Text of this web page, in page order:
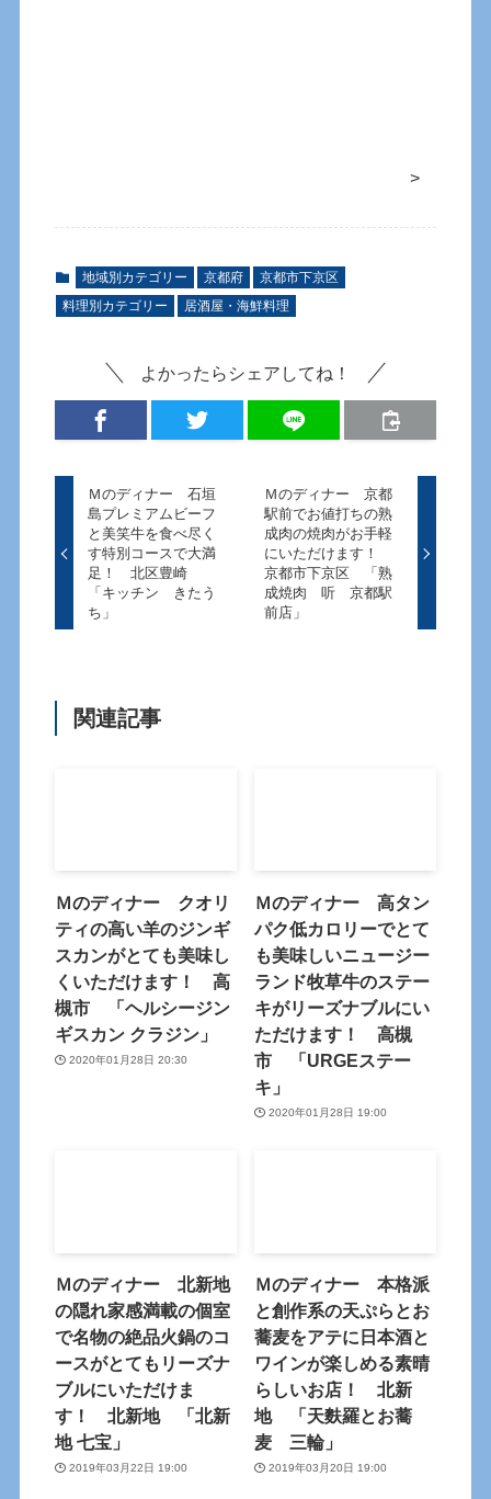
>
地域別カテゴリー 京都府
京都市下京区
料理別カテゴリー
居酒屋・海鮮料理
よかったらシェアしてね！
Ｍのディナー 石垣
島プレミアムビーフ
と美笑牛を食べ尽く
す特別コースで大満
足！ 北区豊崎
「キッチン きたう
ち」
Ｍのディナー 京都
駅前でお値打ちの熟
成肉の焼肉がお手軽
にいただけます！
京都市下京区 「熟
成焼肉 听 京都駅
前店」
関連記事
Ｍのディナー クオリ
ティの高い羊のジンギ
スカンがとても美味し
くいただけます！ 高
槻市 「ヘルシージン
ギスカン クラジン」
2020年01月28日 20:30
Ｍのディナー 高タン
パク低カロリーでとて
も美味しいニュージー
ランド牧草牛のステー
キがリーズナブルにい
ただけます！ 高槻
市 「URGEステー
キ」
2020年01月28日 19:00
Ｍのディナー 北新地
の隠れ家感満載の個室
で名物の絶品火鍋のコ
ースがとてもリーズナ
ブルにいただけま
す！ 北新地 「北新
地 七宝」
2019年03月22日 19:00
Ｍのディナー 本格派
と創作系の天ぷらとお
蕎麦をアテに日本酒と
ワインが楽しめる素晴
らしいお店！ 北新
地 「天麩羅とお蕎
麦 三輪」
2019年03月20日 19:00